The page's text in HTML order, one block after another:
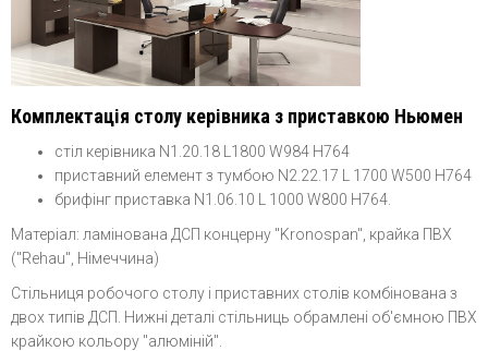
Комплектація столу керівника з приставкою Ньюмен
стіл керівника N1.20.18 L1800 W984 H764
приставний елемент з тумбою N2.22.17 L 1700 W500 H764
брифінг приставка N1.06.10 L 1000 W800 H764.
Матеріал: ламінована ДСП концерну "Kronospan", крайка ПВХ
("Rehau", Німеччина)
Стільниця робочого столу і приставних столів комбінована з
двох типів ДСП. Нижні деталі стільниць обрамлені об'ємною ПВХ
крайкою кольору "алюміній".